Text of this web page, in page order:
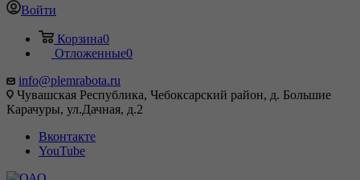
Войти
Корзина0
Отложенные0
info@plemrabota.ru
Чувашская Республика, Чебоксарский район, д. Большие
Карачуры, ул.Дачная, д.2
Вконтакте
YouTube